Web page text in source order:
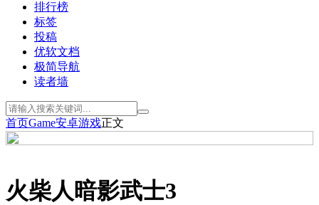
排行榜
标签
投稿
优软文档
极简导航
读者墙
首页Game安卓游戏正文
火柴人暗影武士3